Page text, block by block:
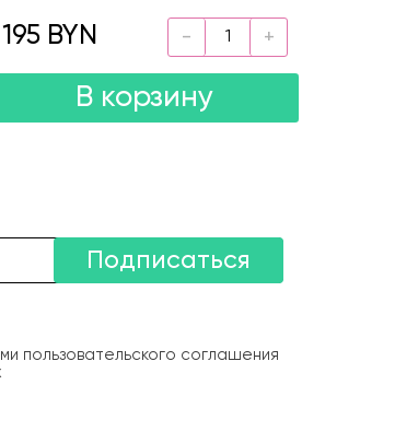
195 BYN
В корзину
Подписаться
пользовательского соглашения